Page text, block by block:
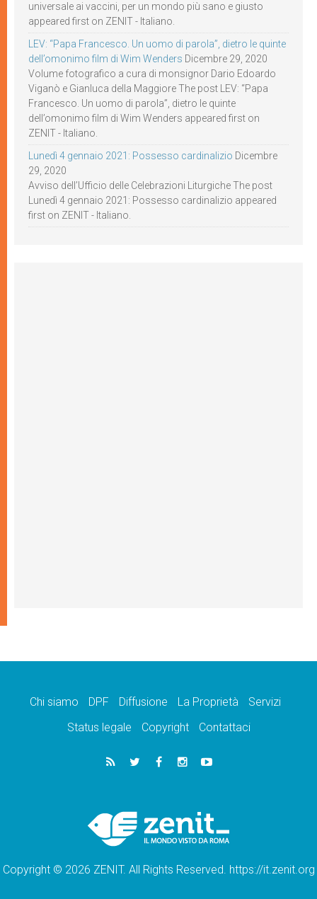
universale ai vaccini, per un mondo più sano e giusto
appeared first on ZENIT - Italiano.
LEV: “Papa Francesco. Un uomo di parola”, dietro le quinte
dell’omonimo film di Wim Wenders Dicembre 29, 2020
Volume fotografico a cura di monsignor Dario Edoardo
Viganò e Gianluca della Maggiore The post LEV: “Papa
Francesco. Un uomo di parola”, dietro le quinte
dell’omonimo film di Wim Wenders appeared first on
ZENIT - Italiano.
Lunedì 4 gennaio 2021: Possesso cardinalizio Dicembre
29, 2020
Avviso dell’Ufficio delle Celebrazioni Liturgiche The post
Lunedì 4 gennaio 2021: Possesso cardinalizio appeared
first on ZENIT - Italiano.
Chi siamo DPF Diffusione La Proprietà
Servizi
Status legale
Copyright Contattaci
Copyright © 2026 ZENIT. All Rights Reserved. https://it.zenit.org